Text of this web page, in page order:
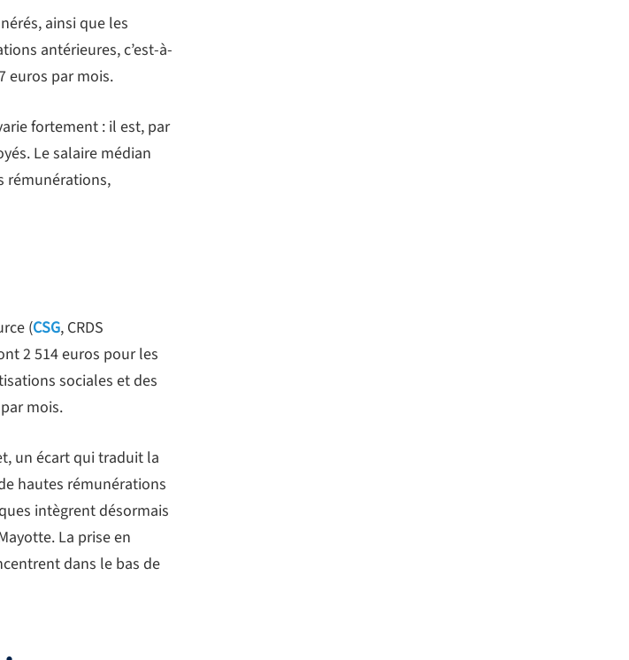
ainsi que les
antérieures, c’est-à-
euros par mois.
fortement : il est, par
Le salaire médian
rémunérations,
(CSG, CRDS
2 514 euros pour les
sociales et des
mois.
un écart qui traduit la
hautes rémunérations
intègrent désormais
La prise en
dans le bas de